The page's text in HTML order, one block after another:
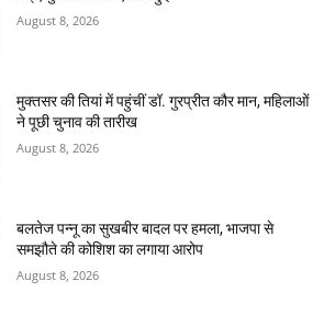
August 8, 2026
मुक्तसर की तियां में पहुंचीं डॉ. गुरप्रीत कौर मान, महिलाओं
ने पूछी चुनाव की तारीख
August 8, 2026
बलतेज पन्नू का सुखबीर बादल पर हमला, भाजपा से
समझौते की कोशिश का लगाया आरोप
August 8, 2026